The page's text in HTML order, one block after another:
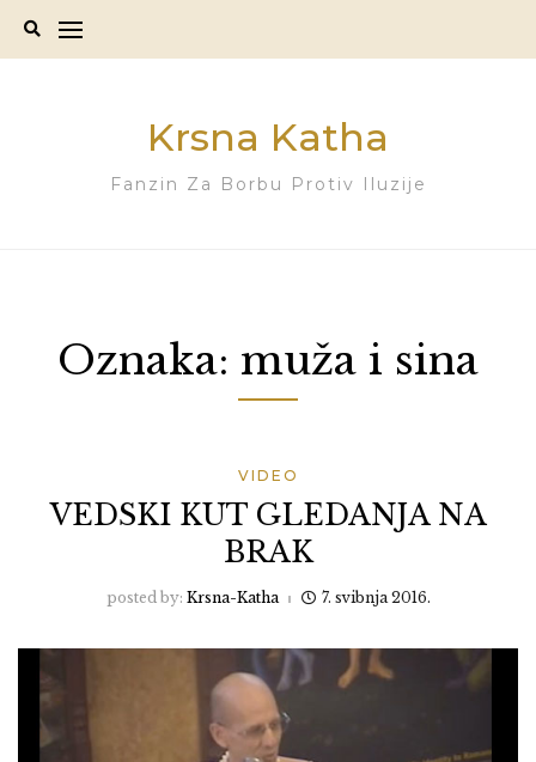
Krsna Katha
Fanzin Za Borbu Protiv Iluzije
Oznaka: muža i sina
VIDEO
VEDSKI KUT GLEDANJA NA
BRAK
posted by: Krsna-Katha 7. svibnja 2016.